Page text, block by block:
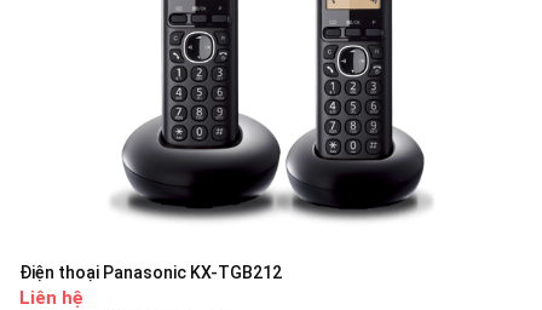
Điện thoại Panasonic KX-TGB212
Liên hệ